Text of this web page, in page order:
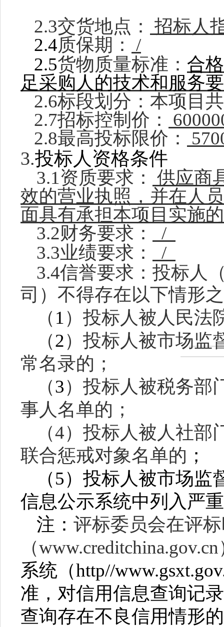
2.3交货地点：
招标人
2.4质保期：
/
2.5货物质量标准： 合
足采购人的技术和服务
2.6标段划分：本项目
2.7招标控制价：
2.8最高投标限价：
3.投标人资格条件
3.1资质要求：
供应商
效的营业执照，并在人
面具有承担本项目实施
3.2财务要求：
/
3.3业绩要求：
/
3.4信誉要求： 投标人
司）不得存在以下情形
（ 1 ）投标人被人民法
（2）投标人被市场监
常名录的；
（3）投标人被税务部
事人名单的；
（4）投标人被人社部
联合惩戒对象名单的 ；
（5） 投标人被市场监
信息公示系统中列入严
注： 评标委员会在评
（www.creditchina.gov.cn
系统（http//
准，对信用信息查询记
查询存在不良信用情形